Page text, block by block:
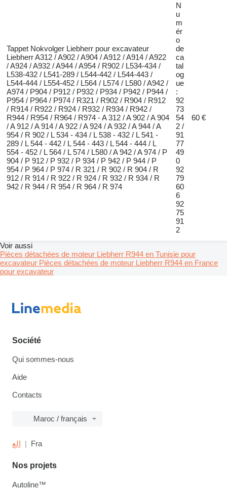
Tappet Nokvolger Liebherr pour excavateur
Liebherr A312 / A902 / A904 / A912 / A914 / A922
/ A924 / A932 / A944 / A954 / R902 / L534-434 /
L538-432 / L541-289 / L544-442 / L544-443 /
L544-444 / L554-452 / L564 / L574 / L580 / A942 /
A974 / P904 / P912 / P932 / P934 / P942 / P944 /
P954 / P964 / P974 / R321 / R902 / R904 / R912
/ R914 / R922 / R924 / R932 / R934 / R942 /
R944 / R954 / R964 / R974 - A 312 / A 902 / A 904
/ A 912 / A 914 / A 922 / A 924 / A 932 / A 944 / A
954 / R 902 / L 534 - 434 / L 538 - 432 / L 541 -
289 / L 544 - 442 / L 544 - 443 / L 544 - 444 / L
554 - 452 / L 564 / L 574 / L580 / A 942 / A 974 / P
904 / P 912 / P 932 / P 934 / P 942 / P 944 / P
954 / P 964 / P 974 / R 321 / R 902 / R 904 / R
912 / R 914 / R 922 / R 924 / R 932 / R 934 / R
942 / R 944 / R 954 / R 964 / R 974
N
u
m
ér
o
de
ca
tal
og
ue
:
92
73
54
2 /
91
77
49
0
92
79
60
6
92
75
91
2
60 €
Voir aussi
Pièces détachées de moteur Liebherr R944 en Tunisie pour
excavateur Pièces détachées de moteur Liebherr R944 en France
pour excavateur
Société
Qui sommes-nous
Aide
Contacts
Maroc / français
الع Fra
Nos projets
Autoline™